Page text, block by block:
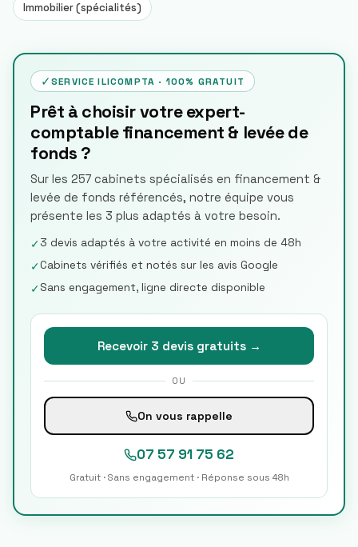
Immobilier (spécialités)
✓ SERVICE ILICOMPTA · 100% GRATUIT
Prêt à choisir votre expert-
comptable financement & levée de
fonds ?
Sur les 257 cabinets spécialisés en financement &
levée de fonds référencés, notre équipe vous
présente les 3 plus adaptés à votre besoin.
✓3 devis adaptés à votre activité en moins de 48h
✓Cabinets vérifiés et notés sur les avis Google
✓Sans engagement, ligne directe disponible
Recevoir 3 devis gratuits →
OU
On vous rappelle
07 57 91 75 62
Gratuit · Sans engagement · Réponse sous 48h